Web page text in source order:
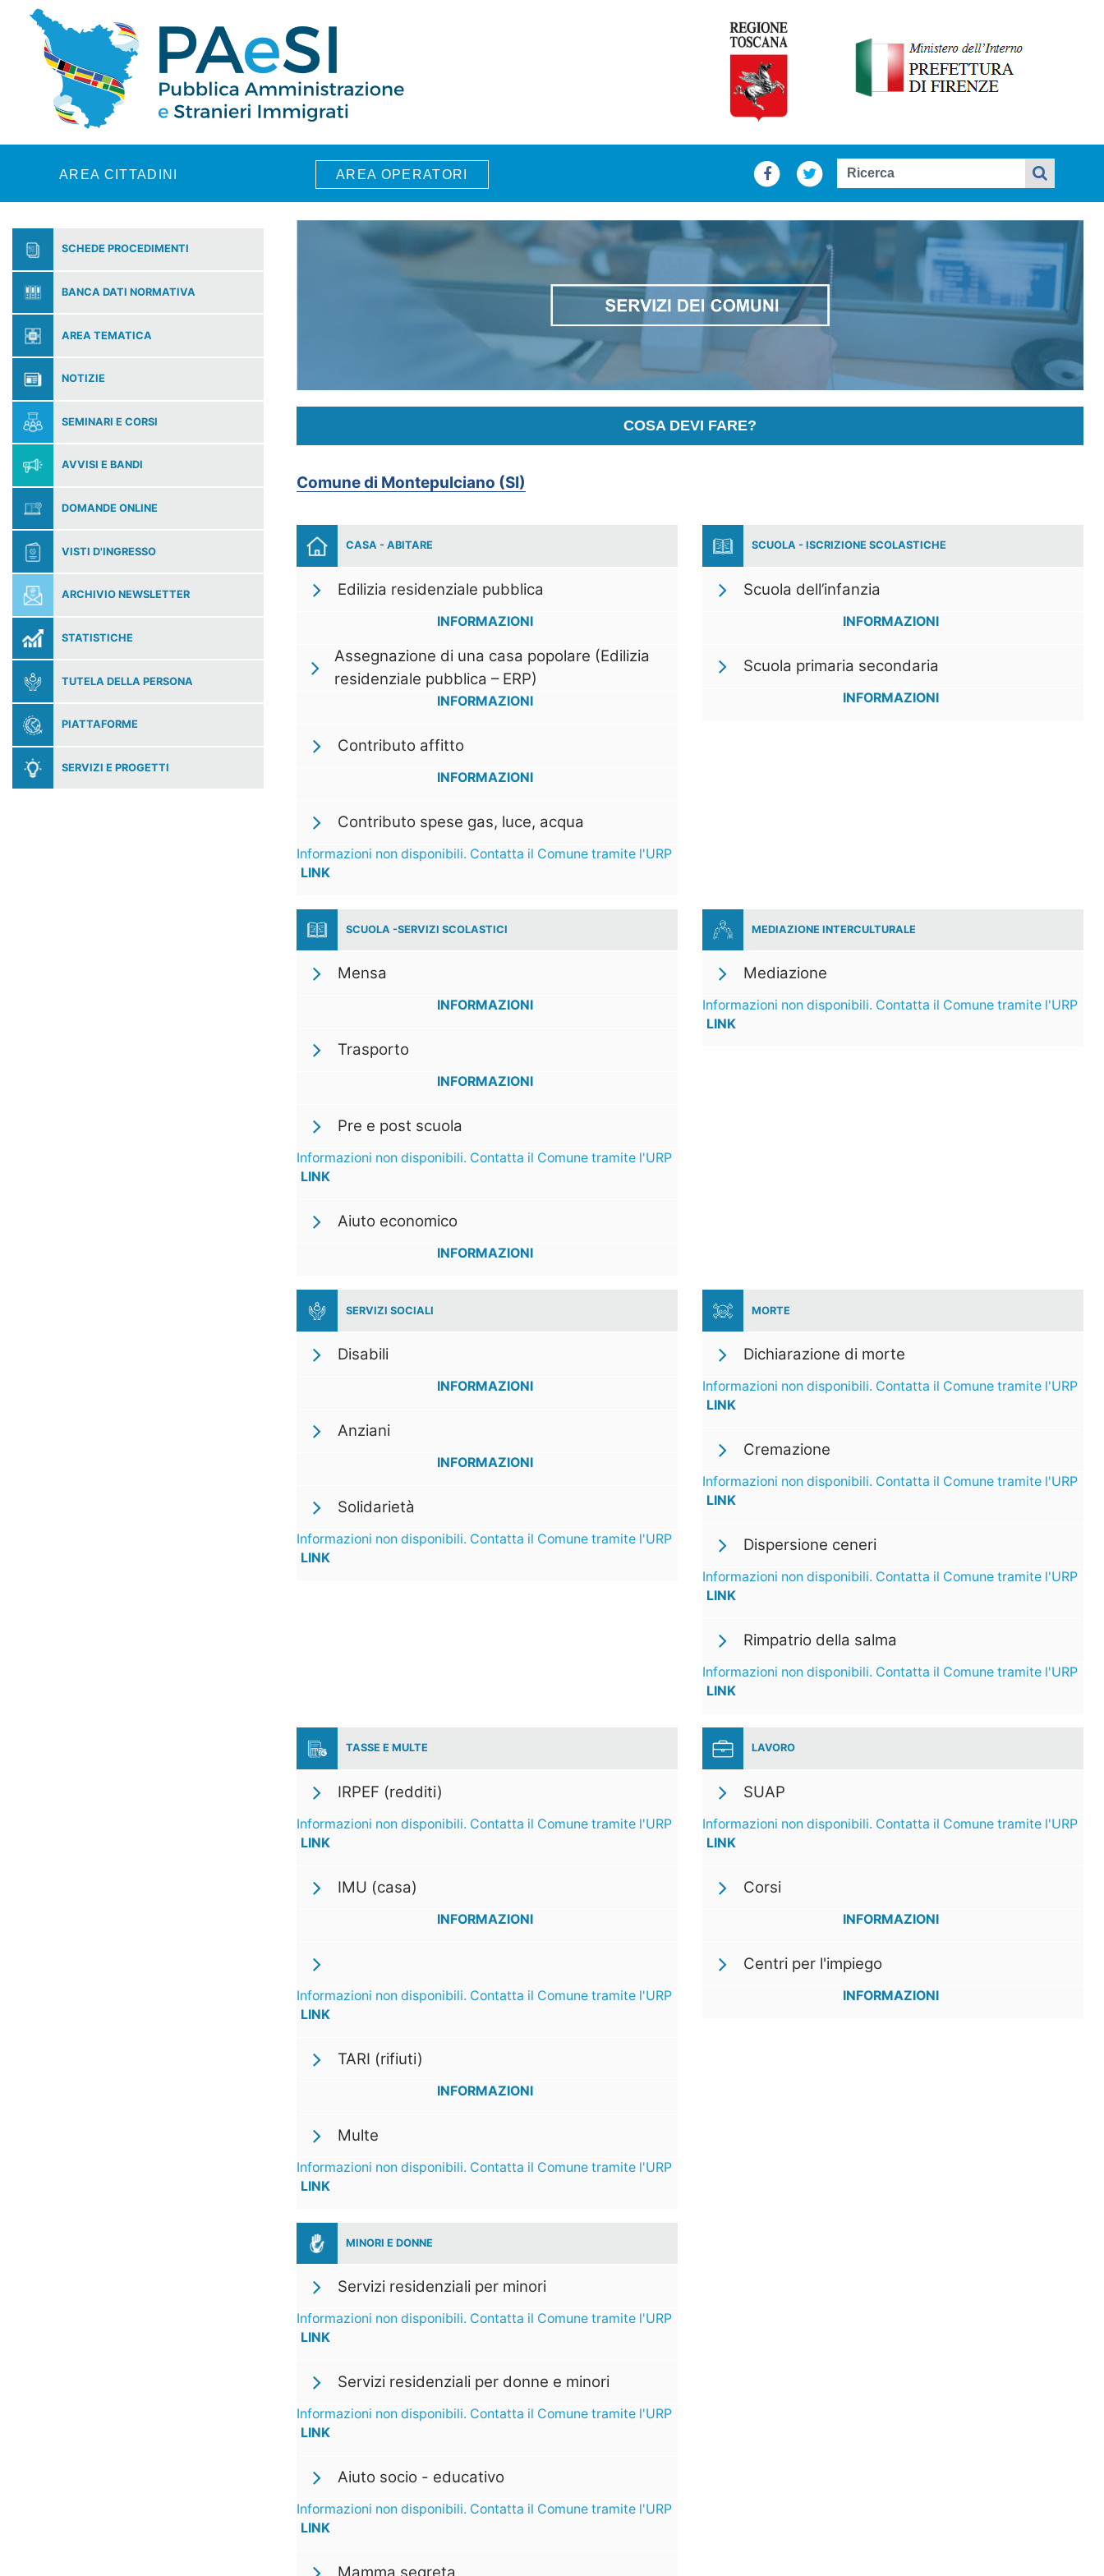
Skip to main content
AREA CITTADINI AREA OPERATORI
SCHEDE PROCEDIMENTI
BANCA DATI NORMATIVA
AREA TEMATICA
NOTIZIE
SEMINARI E CORSI
AVVISI E BANDI
DOMANDE ONLINE
VISTI D'INGRESSO
ARCHIVIO NEWSLETTER
STATISTICHE
TUTELA DELLA PERSONA
PIATTAFORME
SERVIZI E PROGETTI
COSA DEVI FARE?
Comune di Montepulciano (SI)
CASA - ABITARE
Edilizia residenziale pubblica
INFORMAZIONI
Assegnazione di una casa popolare (Edilizia
residenziale pubblica – ERP)
INFORMAZIONI
Contributo affitto
INFORMAZIONI
Contributo spese gas, luce, acqua
Informazioni non disponibili. Contatta il Comune tramite l'URP
LINK
SCUOLA - ISCRIZIONE SCOLASTICHE
Scuola dell’infanzia
INFORMAZIONI
Scuola primaria secondaria
INFORMAZIONI
SCUOLA -SERVIZI SCOLASTICI
Mensa
INFORMAZIONI
Trasporto
INFORMAZIONI
Pre e post scuola
Informazioni non disponibili. Contatta il Comune tramite l'URP
LINK
Aiuto economico
INFORMAZIONI
MEDIAZIONE INTERCULTURALE
Mediazione
Informazioni non disponibili. Contatta il Comune tramite l'URP
LINK
SERVIZI SOCIALI
Disabili
INFORMAZIONI
Anziani
INFORMAZIONI
Solidarietà
Informazioni non disponibili. Contatta il Comune tramite l'URP
LINK
MORTE
Dichiarazione di morte
Informazioni non disponibili. Contatta il Comune tramite l'URP
LINK
Cremazione
Informazioni non disponibili. Contatta il Comune tramite l'URP
LINK
Dispersione ceneri
Informazioni non disponibili. Contatta il Comune tramite l'URP
LINK
Rimpatrio della salma
Informazioni non disponibili. Contatta il Comune tramite l'URP
LINK
TASSE E MULTE
IRPEF (redditi)
Informazioni non disponibili. Contatta il Comune tramite l'URP
LINK
IMU (casa)
INFORMAZIONI
Informazioni non disponibili. Contatta il Comune tramite l'URP
LINK
TARI (rifiuti)
INFORMAZIONI
Multe
Informazioni non disponibili. Contatta il Comune tramite l'URP
LINK
LAVORO
SUAP
Informazioni non disponibili. Contatta il Comune tramite l'URP
LINK
Corsi
INFORMAZIONI
Centri per l'impiego
INFORMAZIONI
MINORI E DONNE
Servizi residenziali per minori
Informazioni non disponibili. Contatta il Comune tramite l'URP
LINK
Servizi residenziali per donne e minori
Informazioni non disponibili. Contatta il Comune tramite l'URP
LINK
Aiuto socio - educativo
Informazioni non disponibili. Contatta il Comune tramite l'URP
LINK